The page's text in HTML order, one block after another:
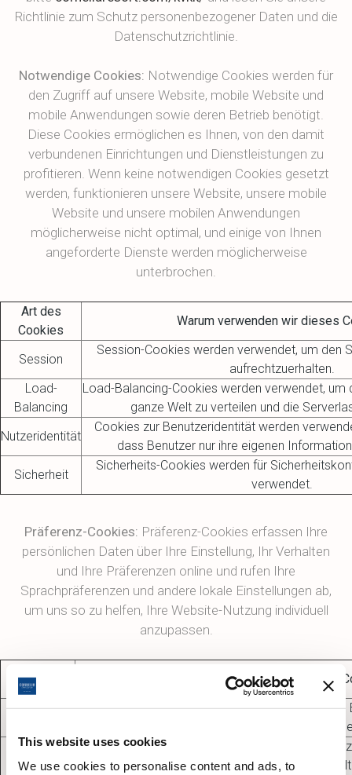
This website uses cookies
We use cookies to personalise content and ads, to
Richtlinie zum Schutz personenbezogener Daten und die
Datenschutzrichtlinie.
Notwendige Cookies: Notwendige Cookies werden für
den Zugriff auf unsere Website, mobile Website und
mobile Anwendungen sowie deren Betrieb benötigt.
Diese Cookies ermöglichen es Ihnen, von den damit
verbundenen Einrichtungen und Dienstleistungen zu
profitieren. Wenn keine notwendigen Cookies gesetzt
werden, funktionieren unsere Website, unsere mobile
Website und unsere mobilen Anwendungen
möglicherweise nicht optimal, und einige von Ihnen
angeforderte Dienste werden möglicherweise
unterbrochen.
Art des
Cookies
Warum verwenden wir dieses
Session
Session-Cookies werden verwendet, um den
aufrechtzuerhalten.
Load-
Balancing
Load-Balancing-Cookies werden verwendet, um
ganze Welt zu verteilen und die
Nutzeridentität
Cookies zur Benutzeridentität werden
dass Benutzer nur ihre eigenen
Sicherheit
Sicherheits-Cookies werden für
verwendet.
Präferenz-Cookies: Präferenz-Cookies erfassen Ihre
persönlichen Daten über Ihre Einstellung, Ihr Verhalten
und Ihre Präferenzen online und rufen Ihre
Sprachpräferenzen und andere lokale Einstellungen ab,
um uns so zu helfen, Ihre Website-Nutzung individuell
anzupassen.
Cookies
Warum verwenden wir dieses
Sprach-Cookies werden verwendet, um die vom
verwendete Sprache zu speichern und die
Die ungefähre Adresse des angegebenen
Land, Postleitzahl) bleibt bei der IP-Adresse